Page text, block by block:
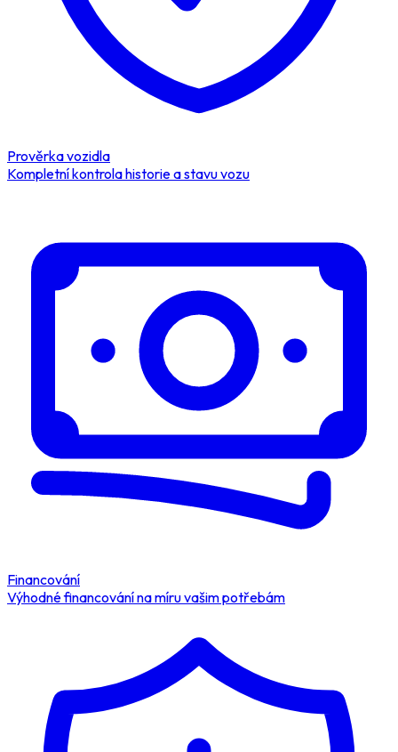
Prověrka vozidla
Kompletní kontrola historie a stavu vozu
Financování
Výhodné financování na míru vašim potřebám